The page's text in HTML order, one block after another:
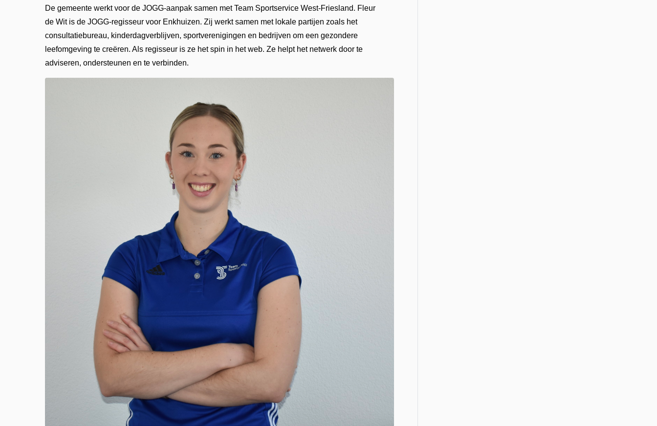
De gemeente werkt voor de JOGG-aanpak samen met Team Sportservice West-Friesland. Fleur
de Wit is de JOGG-regisseur voor Enkhuizen. Zij werkt samen met lokale partijen zoals het
consultatiebureau, kinderdagverblijven, sportverenigingen en bedrijven om een gezondere
leefomgeving te creëren. Als regisseur is ze het spin in het web. Ze helpt het netwerk door te
adviseren, ondersteunen en te verbinden.